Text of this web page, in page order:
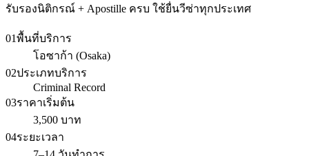
รับรองนิติกรณ์ + Apostille ครบ ใช้ยื่นวีซ่าทุกประเทศ
01พื้นที่บริการ
โอซาก้า (Osaka)
02ประเภทบริการ
Criminal Record
03ราคาเริ่มต้น
3,500 บาท
04ระยะเวลา